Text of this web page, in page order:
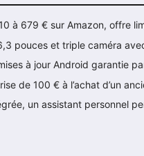
à 679 € sur Amazon, offre
pouces et triple caméra
à jour Android garantie
de 100 € à l’achat d’un
un assistant personnel